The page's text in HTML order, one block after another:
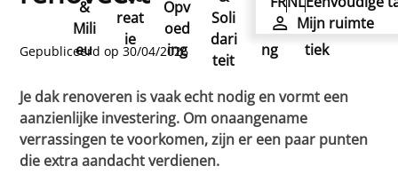
Mijn ruimte
&
Mili
eu
reat
ie
Opv
oed
ing
Soli
dari
teit
erks
telli
ng
&
Poli
tiek
Gepubliceerd op 30/04/2026
Je dak renoveren is vaak echt nodig en vormt een
aanzienlijke investering. Om onaangename
verrassingen te voorkomen, zijn er een paar punten
die extra aandacht verdienen.